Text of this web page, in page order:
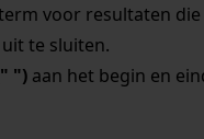
voor resultaten die
te sluiten.
")aan het begin en